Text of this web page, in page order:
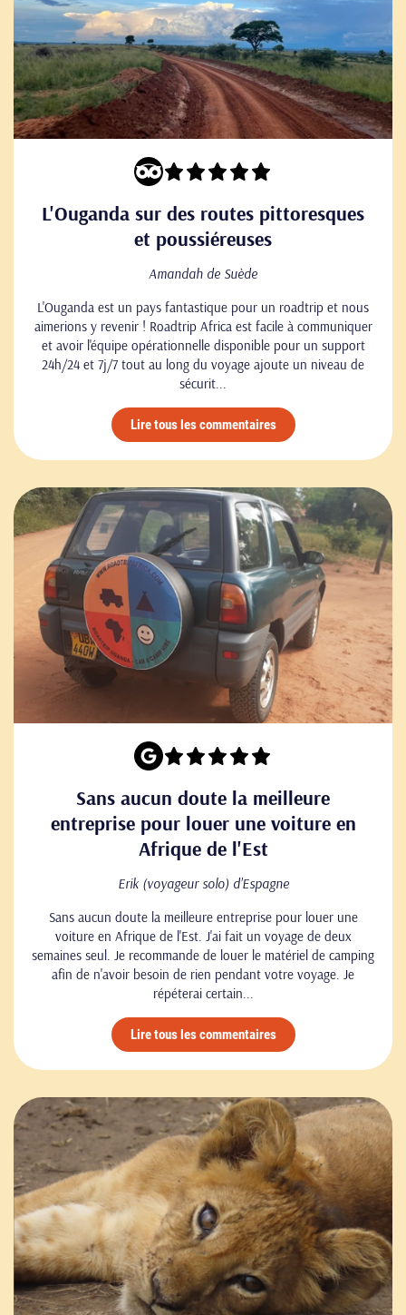
L'Ouganda sur des routes pittoresques
et poussiéreuses
Amandah de Suède
L'Ouganda est un pays fantastique pour un roadtrip et nous
aimerions y revenir ! Roadtrip Africa est facile à communiquer
et avoir l'équipe opérationnelle disponible pour un support
24h/24 et 7j/7 tout au long du voyage ajoute un niveau de
sécurit...
Lire tous les commentaires
Sans aucun doute la meilleure
entreprise pour louer une voiture en
Afrique de l'Est
Erik (voyageur solo) d'Espagne
Sans aucun doute la meilleure entreprise pour louer une
voiture en Afrique de l'Est. J'ai fait un voyage de deux
semaines seul. Je recommande de louer le matériel de camping
afin de n'avoir besoin de rien pendant votre voyage. Je
répéterai certain...
Lire tous les commentaires